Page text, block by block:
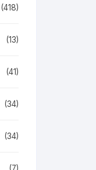
(418)
(13)
(41)
(34)
(34)